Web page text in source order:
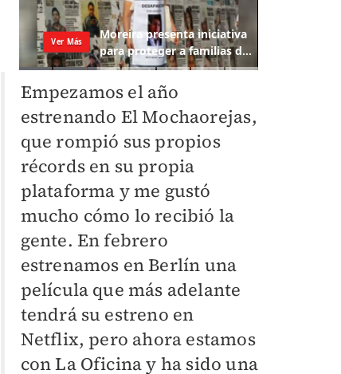
Empezamos el año
estrenando El Mochaorejas,
que rompió sus propios
récords en su propia
plataforma y me gustó
mucho cómo lo recibió la
gente. En febrero
estrenamos en Berlín una
película que más adelante
tendrá su estreno en
Netflix, pero ahora estamos
con La Oficina y ha sido una